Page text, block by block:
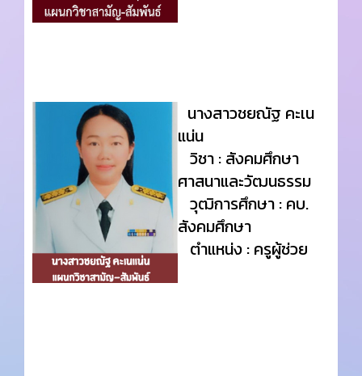
นางสาวชยณัฐ คะเน
แน่น
วิชา : สังคมศึกษา
ศาสนาและวัฒนธรรม
วุฒิการศึกษา : คบ.
สังคมศึกษา
ตำแหน่ง : ครูผู้ช่วย